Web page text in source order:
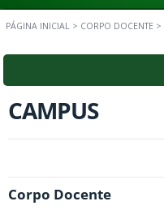
PÁGINA INICIAL > CORPO DOCENTE >
CAMPUS
Corpo Docente